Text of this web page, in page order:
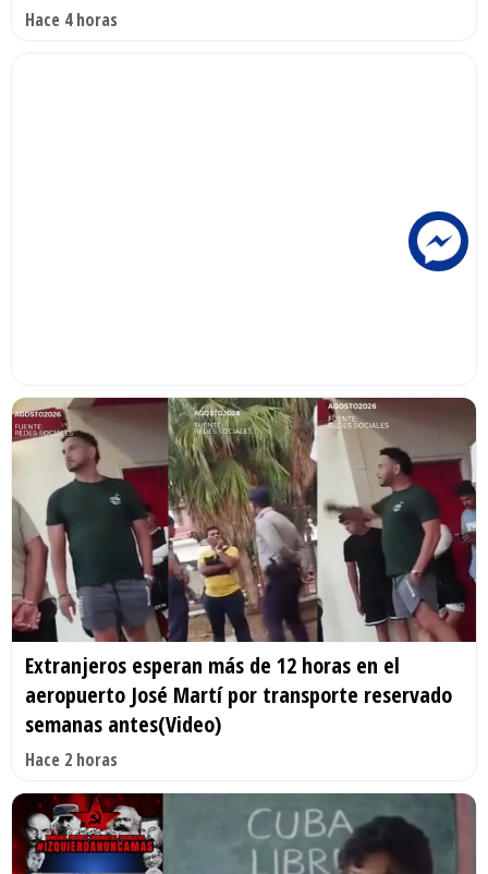
Hace 4 horas
Extranjeros esperan más de 12 horas en el
aeropuerto José Martí por transporte reservado
semanas antes(Video)
Hace 2 horas